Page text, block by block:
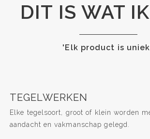
DIT IS WAT
'Elk product is
TEGELWERKEN
Elke tegelsoort, groot of klein worden
aandacht en vakmanschap gelegd.